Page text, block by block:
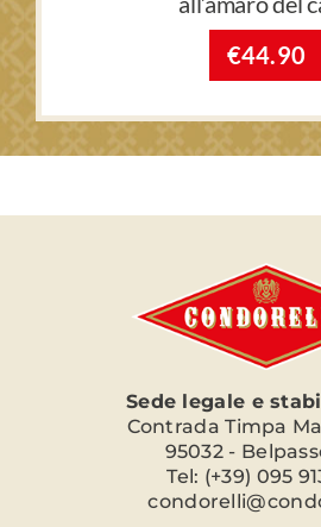
€44.90
Sede legale e
Contrada Timpa
95032 -
Tel: (+39) 095